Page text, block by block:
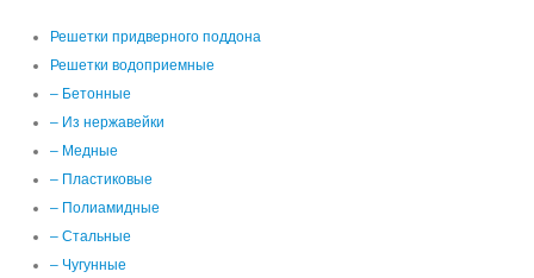
Решетки придверного поддона
Решетки водоприемные
– Бетонные
– Из нержавейки
– Медные
– Пластиковые
– Полиамидные
– Стальные
– Чугунные